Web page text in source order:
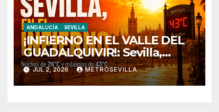
ANDALUCÍA SEVILLA
¡INFIERNO EN EL VALLE DEL
GUADALQUIVIR!: Sevilla,
atrapada en un «domo de
calor» con noches tórridas a
26°C y máximas que rozan los
JUL 2, 2026 METROSEVILLA